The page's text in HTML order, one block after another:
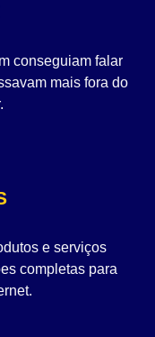
conseguiam falar
mais fora do
e serviços
completas para